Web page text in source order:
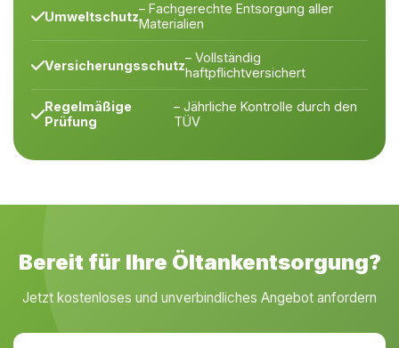
Umweltschutz– Fachgerechte Entsorgung aller
Materialien
Versicherungsschutz– Vollständig
haftpflichtversichert
Regelmäßige
Prüfung
– Jährliche Kontrolle durch den
TÜV
Bereit für Ihre Öltankentsorgung?
Jetzt kostenloses und unverbindliches Angebot anfordern